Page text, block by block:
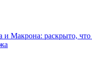
Макрона: раскрыто, что